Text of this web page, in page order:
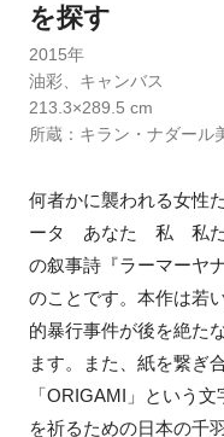
を探す
2015年
油彩、キャンバス
213.3×289.5 cm
所蔵：キラン・ナダール
何者かに襲われる女性
ータ あなた 私 私た
の叙事詩『ラーマーヤ
のことです。本作は若
的暴行事件が後を絶た
ます。また、紙を繋ぎ
「ORIGAMI」という
を祈るための日本の千